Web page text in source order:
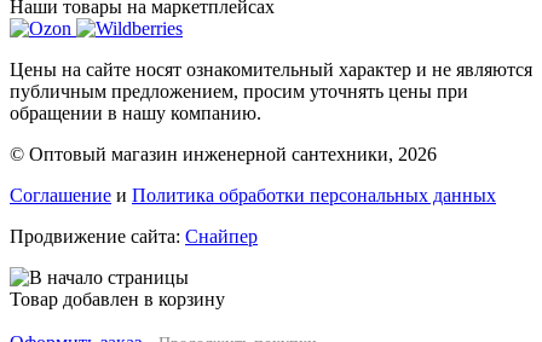
Наши товары на маркетплейсах
Цены на сайте носят ознакомительный характер и не являются
публичным предложением, просим уточнять цены при
обращении в нашу компанию.
© Оптовый магазин инженерной сантехники, 2026
Соглашение и Политика обработки персональных данных
Продвижение сайта: Снайпер
Товар добавлен в корзину